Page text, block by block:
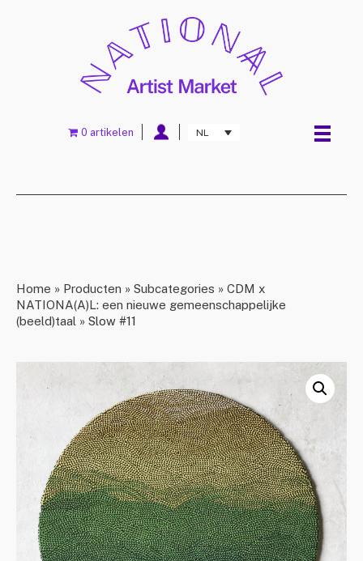
NL
0 artikelen
Home » Producten » Subcategories » CDM x
NATIONA(A)L: een nieuwe gemeenschappelijke
(beeld)taal » Slow #11